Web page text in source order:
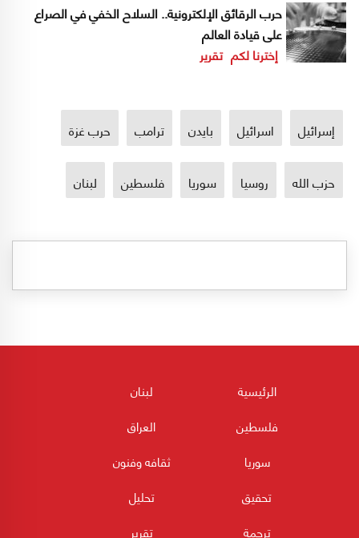
حرب الرقائق الإلكترونية.. السلاح الخفي في الصراع
على قيادة العالم
إخترنا لكم تقرير
إسرائيل اسرائيل بايدن ترامب حرب غزة
حزب الله روسيا سوريا فلسطين لبنان
الرئيسية
لبنان
فلسطين
العراق
سوريا
ثقافه وفنون
تحقيق
تحليل
ترجمة
تقرير